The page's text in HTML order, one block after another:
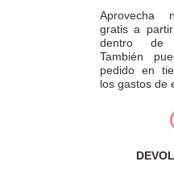
Aprovecha
gratis a
dentro de
También
pedido en
los gastos de